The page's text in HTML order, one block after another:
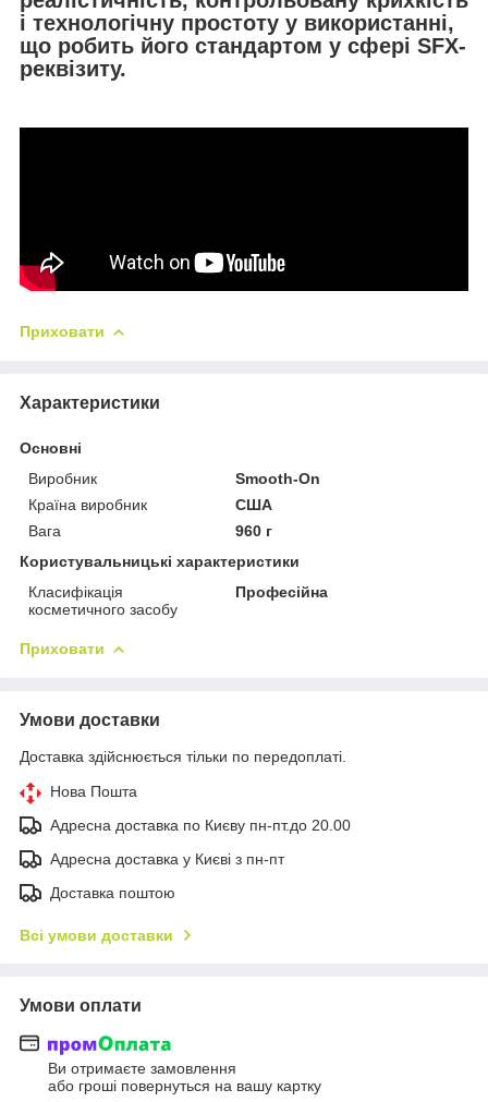
і технологічну простоту у використанні,
що робить його стандартом у сфері SFX-
реквізиту.
Приховати
Характеристики
Основні
Виробник
Smooth-On
Країна виробник
США
Вага
960 г
Користувальницькі характеристики
Класифікація
косметичного засобу
Професійна
Приховати
Умови доставки
Доставка здійснюється тільки по передоплаті.
Нова Пошта
Адресна доставка по Києву пн-пт.до 20.00
Адресна доставка у Києві з пн-пт
Доставка поштою
Всі умови доставки
Умови оплати
Ви отримаєте замовлення
або гроші повернуться на вашу картку